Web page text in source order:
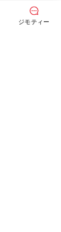
ジモティー